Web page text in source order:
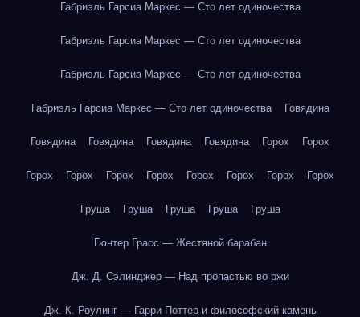
Габриэль Гарсиа Маркес — Сто лет одиночества
Габриэль Гарсиа Маркес — Сто лет одиночества
Габриэль Гарсиа Маркес — Сто лет одиночества
Габриэль Гарсиа Маркес — Сто лет одиночества Говядина
Говядина Говядина Говядина Говядина Горох Горох
Горох Горох Горох Горох Горох Горох Горох Горох
Груша Груша Груша Груша Груша
Гюнтер Грасс — Жестяной барабан
Дж. Д. Сэлинджер — Над пропастью во ржи
Дж. К. Роулинг — Гарри Поттер и философский камень